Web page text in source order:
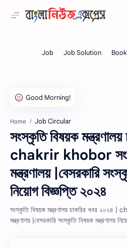
Home Job Circular
সংস্কৃতি বিষয়ক মন্ত্রণালয়
chakrir khobor
মন্ত্রণালয় |বেসরকারি
নিয়োগ বিজ্ঞপ্তি ২০২৪
সংস্কৃতি বিষয়ক মন্ত্রণালয় চাকরির খবর ২০২৪
মন্ত্রণালয় |বেসরকারি সংস্কৃতি বিষয়ক মন্ত্রণালয়